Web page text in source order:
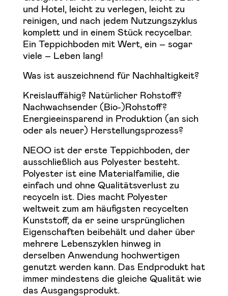
und Hotel, leicht zu verlegen, leicht zu
reinigen, und nach jedem Nutzungszyklus
komplett und in einem Stück recycelbar.
Ein Teppichboden mit Wert, ein – sogar
viele – Leben lang!
Was ist auszeichnend für Nachhaltigkeit?
Kreislauffähig? Natürlicher Rohstoff?
Nachwachsender (Bio-)Rohstoff?
Energieeinsparend in Produktion (an sich
oder als neuer) Herstellungsprozess?
NEOO ist der erste Teppichboden, der
ausschließlich aus Polyester besteht.
Polyester ist eine Materialfamilie, die
einfach und ohne Qualitätsverlust zu
recyceln ist. Dies macht Polyester
weltweit zum am häufigsten recycelten
Kunststoff, da er seine ursprünglichen
Eigenschaften beibehält und daher über
mehrere Lebenszyklen hinweg in
derselben Anwendung hochwertigen
genutzt werden kann. Das Endprodukt hat
immer mindestens die gleiche Qualität wie
das Ausgangsprodukt.